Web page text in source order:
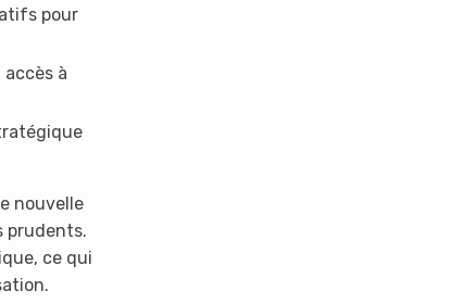
pour
à
nouvelle
prudents.
ce qui